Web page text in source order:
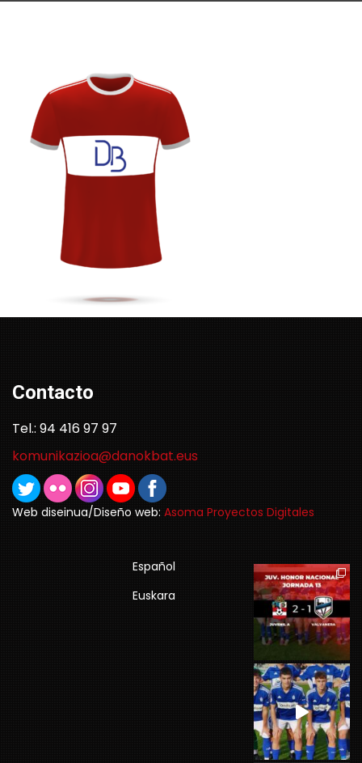
Contacto
Tel.: 94 416 97 97
komunikazioa@danokbat.eus
Web diseinua/Diseño web: Asoma Proyectos Digitales
Español
Euskara